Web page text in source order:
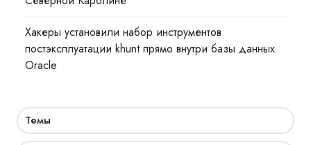
Хакеры установили набор инструментов
постэксплуатации khunt прямо внутри базы данных
Oracle
Темы